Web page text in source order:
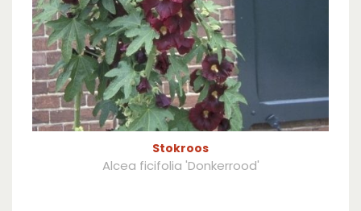
Stokroos
Alcea ficifolia 'Donkerrood'